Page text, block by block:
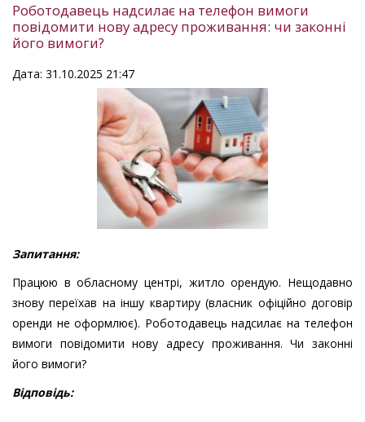
Роботодавець надсилає на телефон вимоги
повідомити нову адресу проживання: чи законні
його вимоги?
Дата: 31.10.2025 21:47
Запитання:
Працюю в обласному центрі, житло орендую. Нещодавно
знову переїхав на іншу квартиру (власник офіційно договір
оренди не оформлює). Роботодавець надсилає на телефон
вимоги повідомити нову адресу проживання. Чи законні
його вимоги?
Відповідь: